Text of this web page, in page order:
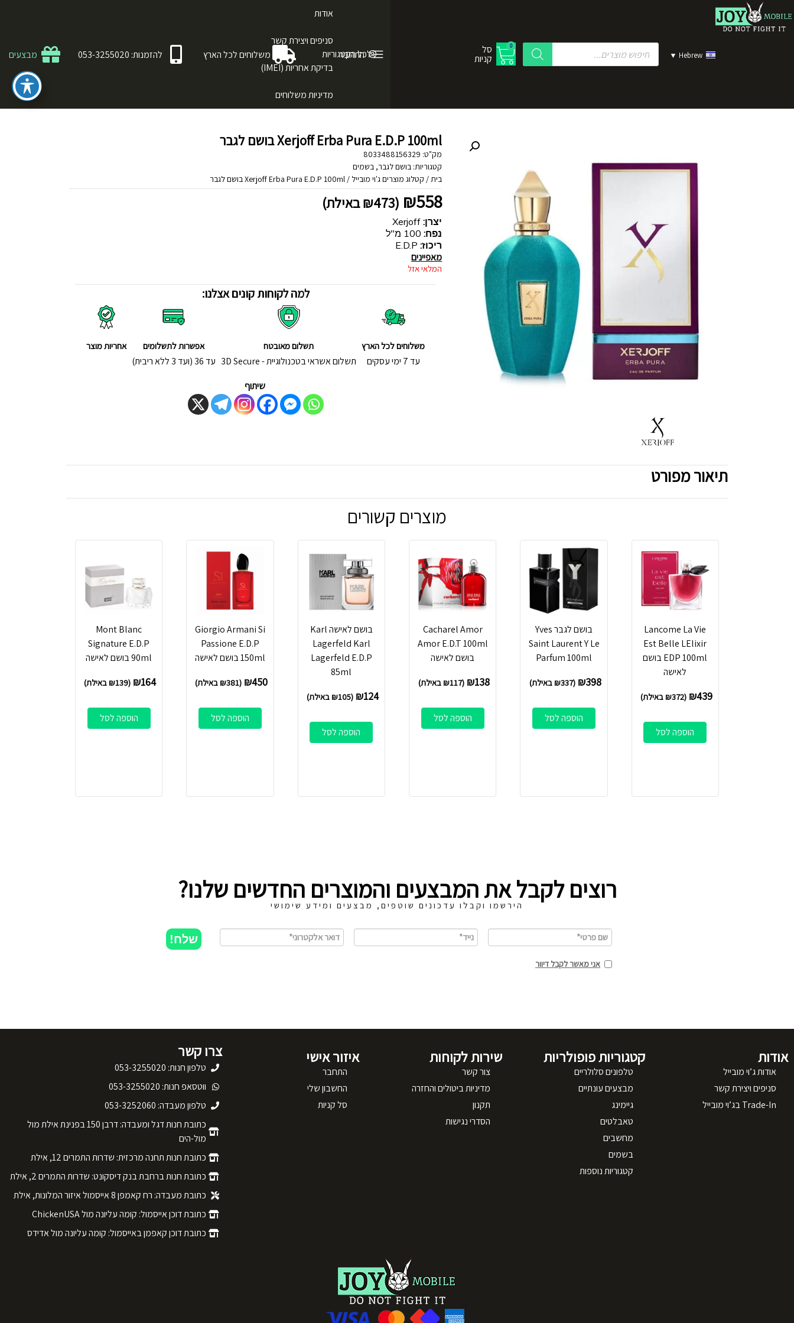
Hebrew
▼
0 סל
קניות לכל הקטגוריות
התחבר
אודות
סניפים ויצירת קשר
בדיקת אחריות (IMEI)
מדיניות משלוחים
משלוחים לכל הארץ להזמנות: 053-3255020 מבצעים
Xerjoff Erba Pura E.D.P 100ml בושם לגבר
מק"ט: 8033488156329
קטגוריות: בושם לגבר, בשמים
בית/ קטלוג מוצרים ג'וי מובייל / Xerjoff Erba Pura E.D.P 100ml בושם לגבר
₪558
(
₪473 באילת)
יצרן:Xerjoff
נפח:100 מ"ל
ריכוז:E.D.P
מאפיינים
המלאי אזל
למה לקוחות קונים אצלנו:
משלוחים לכל הארץ
עד 7 ימי עסקים
תשלום מאובטח
תשלום אשראי בטכנולוגיית - 3D Secure
אפשרות לתשלומים
עד 36 (ועד 3 ללא ריבית)
אחריות מוצר
שיתוף
תיאור מפורט
מוצרים קשורים
Lancome La Vie
Est Belle LElixir
EDP 100ml בושם
לאישה
₪439
(
₪372 באילת)
הוספה לסל
בושם לגבר Yves
Saint Laurent Y Le
Parfum 100ml
₪398
(
₪337 באילת)
הוספה לסל
Cacharel Amor
Amor E.D.T 100ml
בושם לאישה
₪138
(
₪117 באילת)
הוספה לסל
בושם לאישה Karl
Lagerfeld Karl
Lagerfeld E.D.P
85ml
₪124
(
₪105 באילת)
הוספה לסל
Giorgio Armani Si
Passione E.D.P
150ml בושם לאישה
₪450
(
₪381 באילת)
הוספה לסל
Mont Blanc
Signature E.D.P
90ml בושם לאישה
₪164
(
₪139 באילת)
הוספה לסל
רוצים לקבל את המבצעים והמוצרים החדשים שלנו?
הירשמו וקבלו עדכונים שוטפים, מבצעים ומידע שימושי
אני מאשר לקבל דיוור
שלח!
אודות
אודות ג’וי מובייל
סניפים ויצירת קשר
Trade-In בג’וי מובייל
קטגוריות פופולריות
טלפונים סלולריים
מבצעים עונתיים
גיימינג
טאבלטים
מחשבים
בשמים
קטגוריות נוספות
שירות לקוחות
צור קשר
מדיניות ביטולים והחזרה
תקנון
הסדרי נגישות
איזור אישי
התחבר
החשבון שלי
סל קניות
צרו קשר
טלפון חנות: 053-3255020
ווטסאפ חנות: 053-3255020
טלפון מעבדה: 053-3252060
כתובת חנות דגל ומעבדה: דרבן 150 בפנינת אילת מול
מול-הים
כתובת חנות תחנה מרכזית: שדרות התמרים 12, אילת
כתובת חנות ברחבת בנק דיסקונט: שדרות התמרים 2, אילת
כתובת מעבדה: רח קאמפן 8 אייסמול איזור המלונות, אילת
כתובת דוכן אייסמול: קומה עליונה מול ChickenUSA
כתובת דוכן קאפמן באייסמול: קומה עליונה מול אדידס